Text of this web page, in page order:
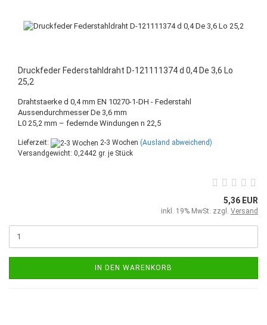
Druckfeder Federstahldraht D-121111374 d 0,4 De 3,6 Lo
25,2
Drahtstaerke d 0,4 mm EN 10270-1-DH - Federstahl
Aussendurchmesser De 3,6 mm
L0 25,2 mm – federnde Windungen n 22,5
Lieferzeit: 2-3 Wochen (Ausland abweichend)
Versandgewicht: 0,2442 gr. je Stück
5,36 EUR
inkl. 19% MwSt. zzgl. Versand
IN DEN WARENKORB